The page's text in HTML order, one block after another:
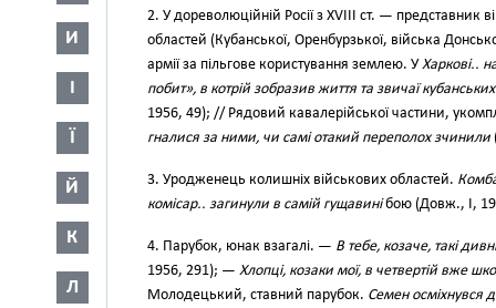
И
І
Ї
Й
К
Л
2. У дореволюційній Росії з XVIII ст. — представник
областей (Кубанської, Оренбурзької, війська
армії за пільгове користування землею. УХаркові..
побит», в котрій зобразив життя та звичаї
1956, 49); // Рядовий кавалерійської частини,
гналися за ними, чи самі отакий переполох зчинили
3. Уродженець колишніх військових областей.
комісар.. загинули в самій гущавинібою (Довж., І,
4. Парубок, юнак взагалі. — В тебе, козаче, такі
1956, 291); — Хлопці, козаки мої, в четвертій вже
Молодецький, ставний парубок. Семен осміхнувся